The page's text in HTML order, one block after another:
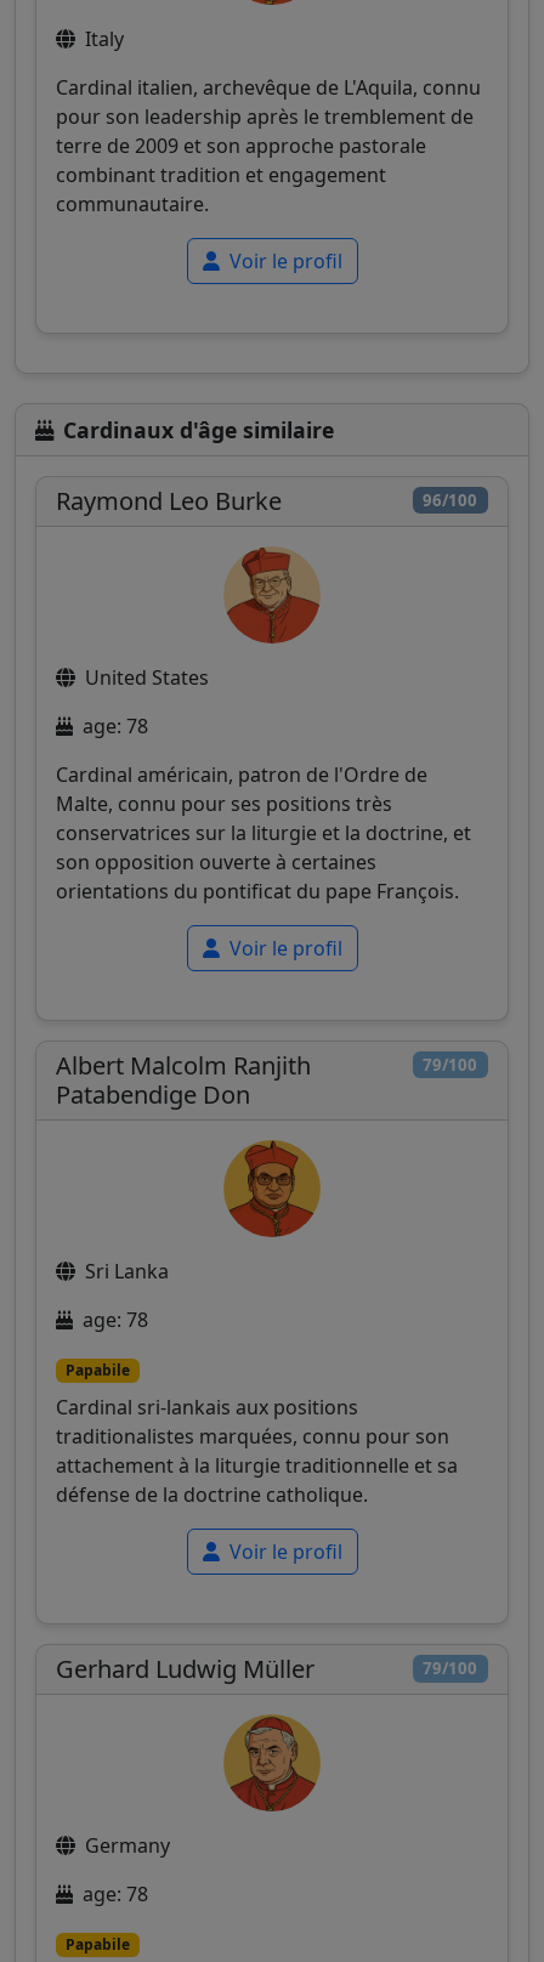
Italy
Cardinal italien, archevêque de L'Aquila, connu
pour son leadership après le tremblement de
terre de 2009 et son approche pastorale
combinant tradition et engagement
communautaire.
Voir le profil
Cardinaux d'âge similaire
96/100
Raymond Leo Burke
United States
age: 78
Cardinal américain, patron de l'Ordre de
Malte, connu pour ses positions très
conservatrices sur la liturgie et la doctrine, et
son opposition ouverte à certaines
orientations du pontificat du pape François.
Voir le profil
79/100
Albert Malcolm Ranjith
Patabendige Don
Sri Lanka
age: 78
Papabile
Cardinal sri-lankais aux positions
traditionalistes marquées, connu pour son
attachement à la liturgie traditionnelle et sa
défense de la doctrine catholique.
Voir le profil
79/100
Gerhard Ludwig Müller
Germany
age: 78
Papabile